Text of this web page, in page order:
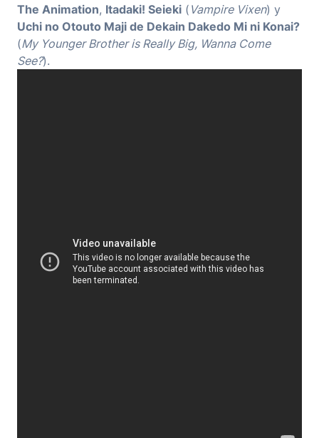
The Animation, Itadaki! Seieki ( Vampire Vixen) y
Uchi no Otouto Maji de Dekain Dakedo Mi ni Konai?
(My Younger Brother is Really Big, Wanna Come
See?).